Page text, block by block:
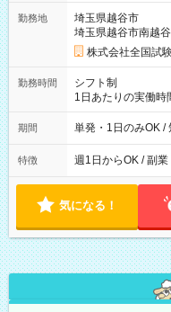
例】 ・河合塾模擬
×8時間＝日収
円の場合あり ・国
円（役割手当＋100円
間】試用期間なし
勤務地
埼玉県越谷市
埼玉県越谷市南越
株式会社全国試
勤務時間
シフト制
1日あたりの実働
間は 試験により
期間 単発・1日のみOK /
特徴 週1日からOK / 副
気になる！